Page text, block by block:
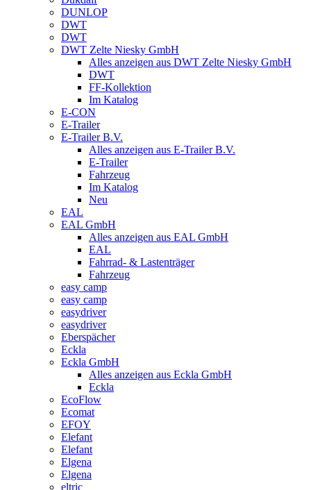
DUNLOP
DWT
DWT
DWT Zelte Niesky GmbH
Alles anzeigen aus DWT Zelte Niesky GmbH
DWT
FF-Kollektion
Im Katalog
E-CON
E-Trailer
E-Trailer B.V.
Alles anzeigen aus E-Trailer B.V.
E-Trailer
Fahrzeug
Im Katalog
Neu
EAL
EAL GmbH
Alles anzeigen aus EAL GmbH
EAL
Fahrrad- & Lastenträger
Fahrzeug
easy camp
easy camp
easydriver
easydriver
Eberspächer
Eckla
Eckla GmbH
Alles anzeigen aus Eckla GmbH
Eckla
EcoFlow
Ecomat
EFOY
Elefant
Elefant
Elgena
Elgena
eltric